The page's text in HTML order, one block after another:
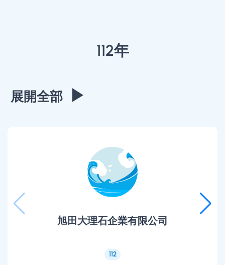
112年
展開全部 ▶
旭田大理石企業有限公司
112